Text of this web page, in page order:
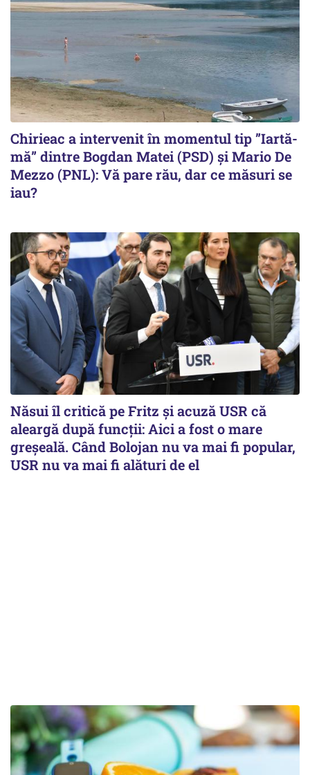
Chirieac a intervenit în momentul tip ”Iartă-
mă” dintre Bogdan Matei (PSD) și Mario De
Mezzo (PNL): Vă pare rău, dar ce măsuri se
iau?
Năsui îl critică pe Fritz și acuză USR că
aleargă după funcții: Aici a fost o mare
greșeală. Când Bolojan nu va mai fi popular,
USR nu va mai fi alături de el